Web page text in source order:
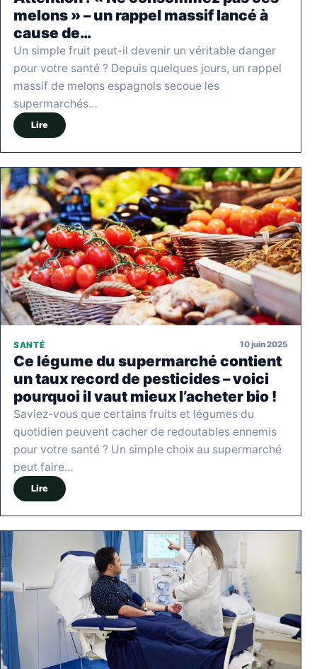
melons » – un rappel massif lancé à
cause de…
Un simple fruit peut-il devenir un véritable danger
pour votre santé ? Depuis quelques jours, un rappel
massif de melons espagnols secoue les
supermarchés…
Lire
SANTÉ 10 juin 2025
Ce légume du supermarché contient
un taux record de pesticides – voici
pourquoi il vaut mieux l’acheter bio !
Saviez-vous que certains fruits et légumes du
quotidien peuvent cacher de redoutables ennemis
pour votre santé ? Un simple choix au supermarché
peut faire…
Lire